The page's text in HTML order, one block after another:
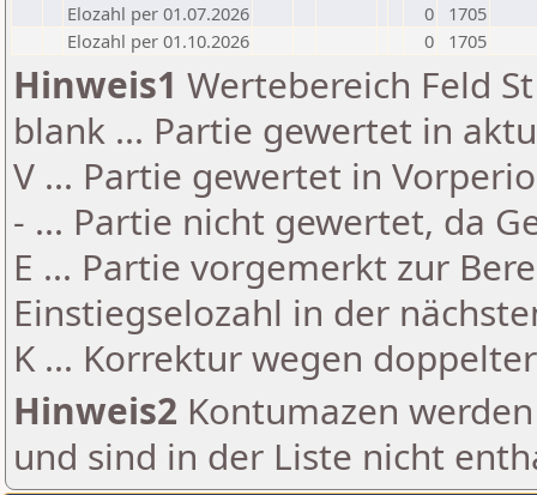
Elozahl per 01.07.2026
0
1705
Elozahl per 01.10.2026
0 1705
Hinweis1 Wertebereich Feld
blank ... Partie gewertet in
V ... Partie gewertet in
- ... Partie nicht gewertet, da
E ... Partie vorgemerkt zur
Einstiegselozahl in der
K ... Korrektur wegen
Hinweis2 Kontumazen
und sind in der Liste nicht